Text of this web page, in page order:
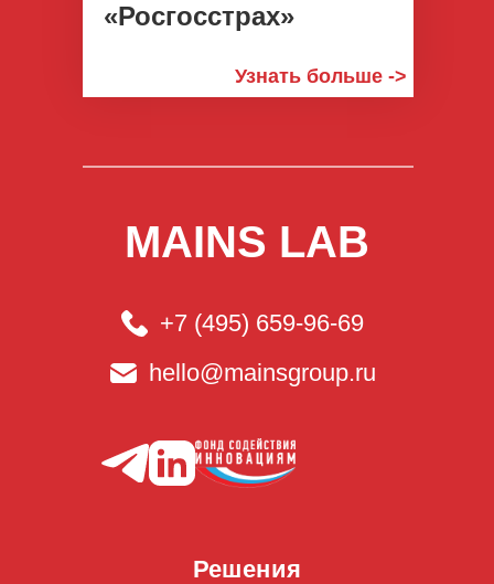
«Росгосстрах»
Узнать больше ->
Решения
hello@mainsgroup.ru
MAINS LAB
+7 (495) 659-96-69